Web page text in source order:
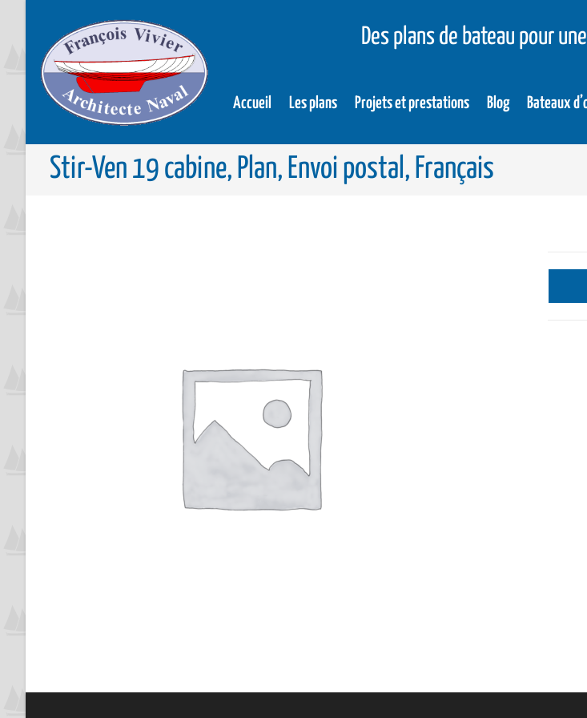
Des plans de bateau pour
Accueil Les plans Projets et prestations Blog Bateaux
Stir-Ven 19 cabine, Plan, Envoi postal, Français